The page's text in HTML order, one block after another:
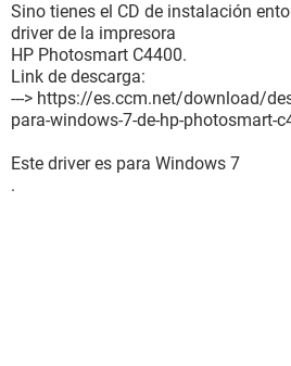
Sino tienes el CD de instalación
driver de la impresora
HP Photosmart C4400.
Link de descarga:
---> https://es.ccm.net/download/
para-windows-7-de-hp-photosmart-
Este driver es para Windows 7
.